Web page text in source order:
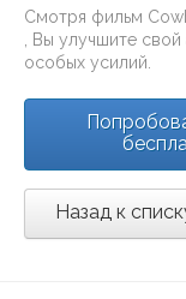
Смотря фильм
, Вы улучшите
особых усилий.
Назад к